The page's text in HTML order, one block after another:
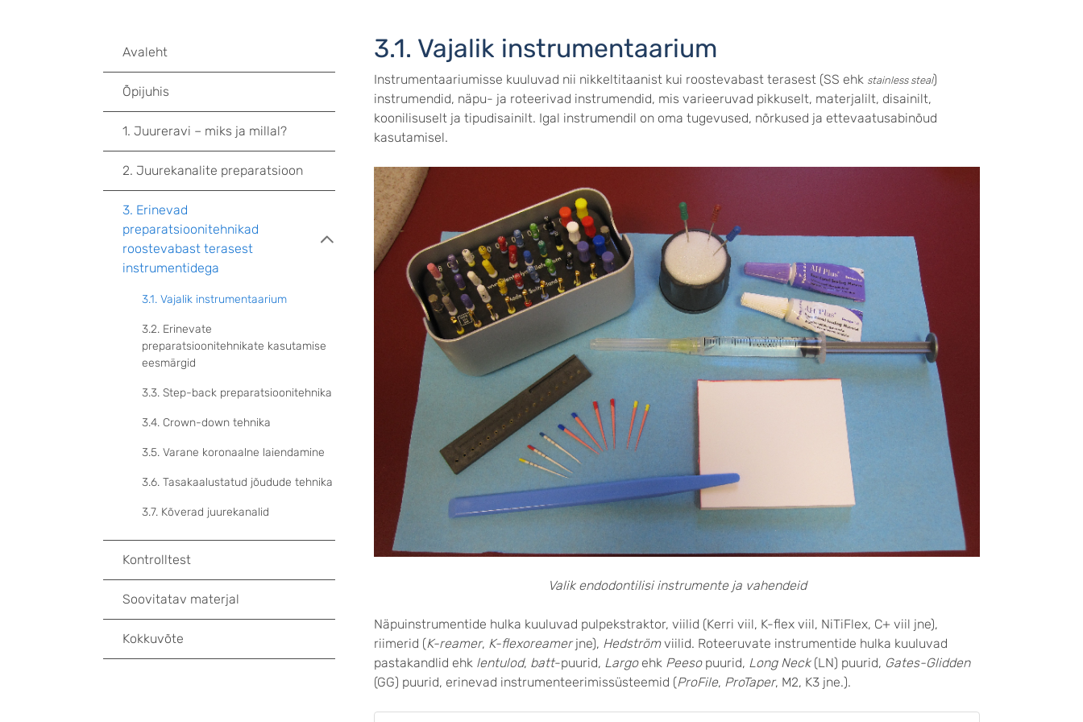
3.1. Vajalik instrumentaarium
Instrumentaariumisse kuuluvad nii nikkeltitaanist kui roostevabast terasest (SS ehk stainless steal)
instrumendid, näpu- ja roteerivad instrumendid, mis varieeruvad pikkuselt, materjalilt, disainilt,
koonilisuselt ja tipudisainilt. Igal instrumendil on oma tugevused, nõrkused ja ettevaatusabinõud
kasutamisel.
Valik endodontilisi instrumente ja vahendeid
Näpuinstrumentide hulka kuuluvad pulpekstraktor, viilid (Kerri viil, K-flex viil, NiTiFlex, C+ viil jne),
riimerid (K-reamer, K-flexoreamerjne), Hedströmviilid. Roteeruvate instrumentide hulka kuuluvad
pastakandlid ehk lentulod, batt-puurid, Largoehk Peesopuurid, Long Neck(LN) puurid, Gates-Glidden
(GG) puurid, erinevad instrumenteerimissüsteemid (ProFile, ProTaper, M2, K3 jne.).
Avaleht
Õpijuhis
1. Juureravi – miks ja millal?
2. Juurekanalite preparatsioon
3. Erinevad
preparatsioonitehnikad
roostevabast terasest
instrumentidega
3.1. Vajalik instrumentaarium
3.2. Erinevate
preparatsioonitehnikate kasutamise
eesmärgid
3.3. Step-back preparatsioonitehnika
3.4. Crown-down tehnika
3.5. Varane koronaalne laiendamine
3.6. Tasakaalustatud jõudude tehnika
3.7. Kõverad juurekanalid
Kontrolltest
Soovitatav materjal
Kokkuvõte